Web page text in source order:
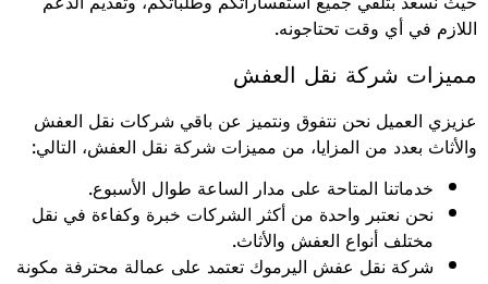
اللازم في أي وقت تحتاجونه.
مميزات شركة نقل العفش
عزيزي العميل نحن نتفوق ونتميز عن باقي شركات نقل العفش
والأثاث بعدد من المزايا، من مميزات شركة نقل العفش، التالي:
خدماتنا المتاحة على مدار الساعة طوال الأسبوع.
نحن نعتبر واحدة من أكثر الشركات خبرة وكفاءة في نقل
مختلف أنواع العفش والأثاث.
شركة نقل عفش اليرموك تعتمد على عمالة محترفة مكونة